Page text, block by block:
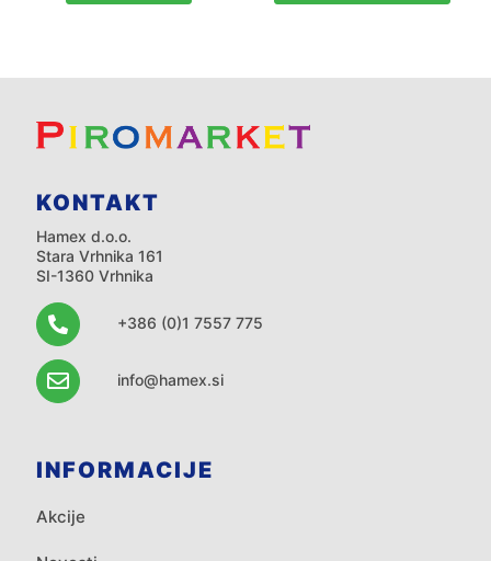
KONTAKT
Hamex d.o.o.
Stara Vrhnika 161
SI-1360 Vrhnika
+386 (0)1 7557 775
info@hamex.si
INFORMACIJE
Akcije